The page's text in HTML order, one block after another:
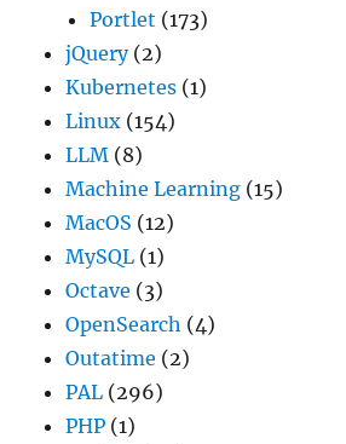
Portlet (173)
jQuery(2)
Kubernetes (1)
Linux (154)
LLM (8)
Machine Learning (15)
MacOS (12)
MySQL (1)
Octave (3)
OpenSearch (4)
Outatime (2)
PAL (296)
PHP (1)